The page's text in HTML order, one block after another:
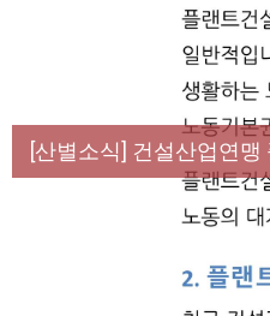
[성명] 막을 수 있었던 죽
[산별소식] 건설산업연
[강릉,속초,원주,춘천] 폭
[조합원☆인터뷰] 서비스
[본부소식] 강원지역 노